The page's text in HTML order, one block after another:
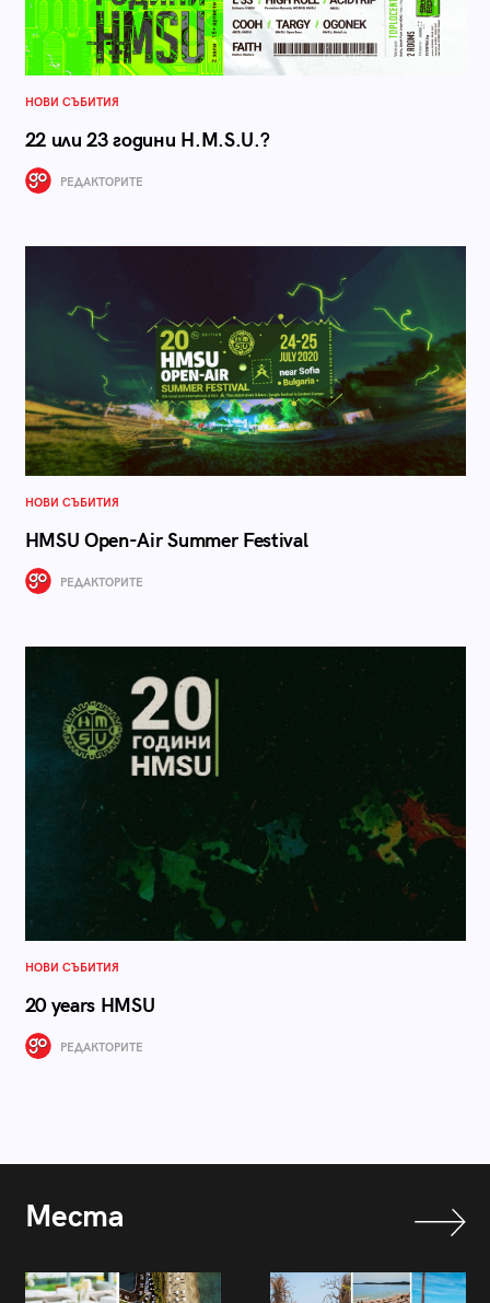
НОВИ СЪБИТИЯ
22 или 23 години H.M.S.U.?
РЕДАКТОРИТЕ
НОВИ СЪБИТИЯ
HMSU Open-Air Summer Festival
РЕДАКТОРИТЕ
НОВИ СЪБИТИЯ
20 years HMSU
РЕДАКТОРИТЕ
Места